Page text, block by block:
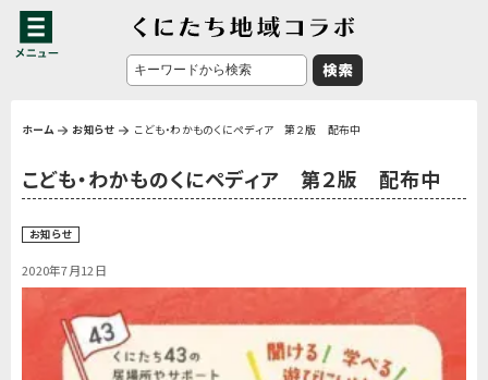
ホーム お知らせ こども・わかものくにペディア 第２版 配布中
こども・わかものくにペディア 第２版 配布中
お知らせ
2020年7月12日